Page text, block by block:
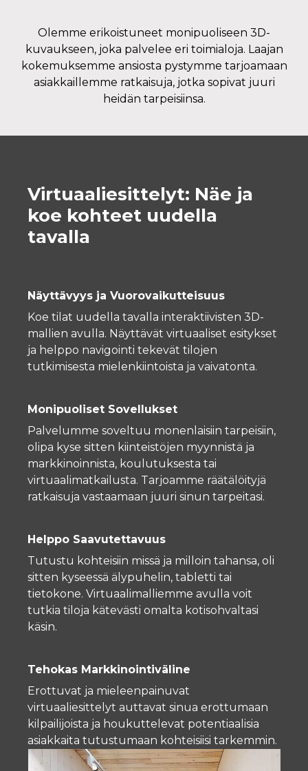
Olemme erikoistuneet monipuoliseen 3D-
kuvaukseen, joka palvelee eri toimialoja. Laajan
kokemuksemme ansiosta pystymme tarjoamaan
asiakkaillemme ratkaisuja, jotka sopivat juuri
heidän tarpeisiinsa.
Virtuaaliesittelyt: Näe ja
koe kohteet uudella
tavalla
Näyttävyys ja Vuorovaikutteisuus
Koe tilat uudella tavalla interaktiivisten 3D-
mallien avulla. Näyttävät virtuaaliset esitykset
ja helppo navigointi tekevät tilojen
tutkimisesta mielenkiintoista ja vaivatonta.
Monipuoliset Sovellukset
Palvelumme soveltuu monenlaisiin tarpeisiin,
olipa kyse sitten kiinteistöjen myynnistä ja
markkinoinnista, koulutuksesta tai
virtuaalimatkailusta. Tarjoamme räätälöityjä
ratkaisuja vastaamaan juuri sinun tarpeitasi.
Helppo Saavutettavuus
Tutustu kohteisiin missä ja milloin tahansa, oli
sitten kyseessä älypuhelin, tabletti tai
tietokone. Virtuaalimalliemme avulla voit
tutkia tiloja kätevästi omalta kotisohvaltasi
käsin.
Tehokas Markkinointiväline
Erottuvat ja mieleenpainuvat
virtuaaliesittelyt auttavat sinua erottumaan
kilpailijoista ja houkuttelevat potentiaalisia
asiakkaita tutustumaan kohteisiisi tarkemmin.